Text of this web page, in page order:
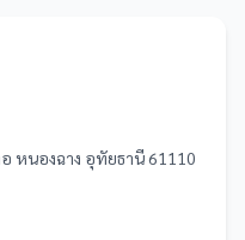
หนองฉาง อุทัยธานี 61110